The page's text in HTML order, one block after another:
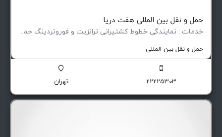
حمل و نقل بین المللی هفت دریا
خدمات : نمایندگی خطوط کشتیرانی ترانزیت و فوروتردینگ حمل و نقل کالاهای…
حمل و نقل بین المللی
22225303 تهران